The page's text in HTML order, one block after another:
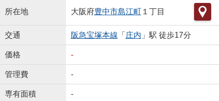
所在地 大阪府豊中市島江町１丁目
交通 阪急宝塚本線 「 庄内 」駅 徒歩17分
価格 -
管理費 -
専有面積 -